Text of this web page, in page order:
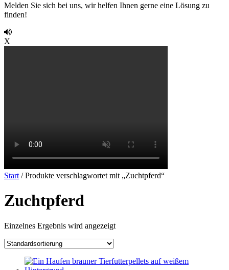
Melden Sie sich bei uns, wir helfen Ihnen gerne eine Lösung zu
finden!
X
Start / Produkte verschlagwortet mit „Zuchtpferd“
Zuchtpferd
Einzelnes Ergebnis wird angezeigt